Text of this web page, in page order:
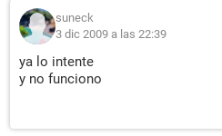
suneck
3 dic 2009 a las 22:39
ya lo intente
y no funciono